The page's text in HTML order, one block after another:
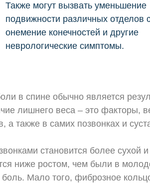
Также могут вызвать уменьшение
подвижности различных отделов
онемение конечностей и другие
неврологические симптомы.
в спине обычно является
лишнего веса – это факторы,
также в самих позвонках и
становится более сухой
ниже ростом, чем были в
Мало того, фиброзное